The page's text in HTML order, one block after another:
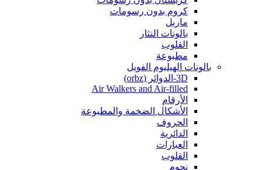
كروم بدون رسومات
ماربل
بالونات النثار
القلوب
مطبوعة
بالونات الهيليوم الفويل
3D-الدوائر (orbz)
Air Walkers and Air-filled
الأرقام
الأشكال الضخمة والمطبوعة
الحروف
الدائرية
العبارات
القلوب
نجوم